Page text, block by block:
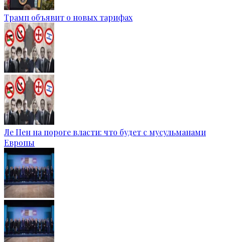
Трамп объявит о новых тарифах
Ле Пен на пороге власти: что будет с мусульманами
Европы